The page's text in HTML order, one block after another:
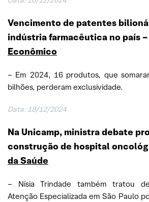
Vencimento de patentes
indústria farmacêutica no país –
Econômico
– Em 2024, 16 produtos, que
bilhões, perderam exclusividade.
Data: 18/12/2024
Na Unicamp, ministra debate
construção de hospital
da Saúde
– Nísia Trindade também tratou
Atenção Especializada em São Paulo